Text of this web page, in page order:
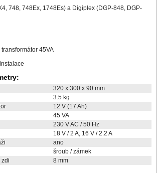
748, 748Ex, 1748Es) a Digiplex (DGP-848, DGP-
45VA
320 x 300 x 90 mm
3.5 kg
12 V (17 Ah)
45 VA
230 V AC / 50 Hz
18 V / 2 A, 16 V / 2.2 A
ano
šroub / zámek
zdi
8 mm